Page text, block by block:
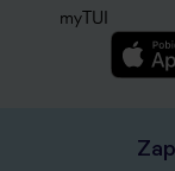
myTUI